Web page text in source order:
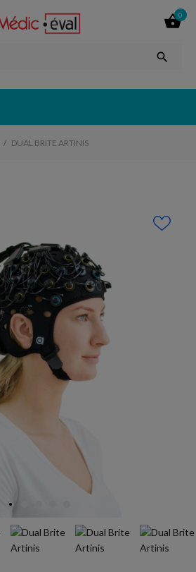

0

DUAL BRITE ARTINIS